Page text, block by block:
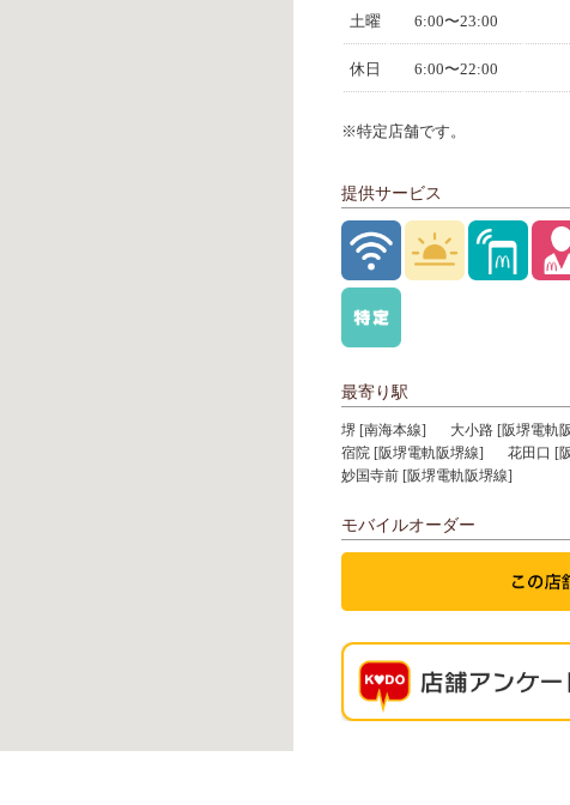
土曜 6:00〜23:00
休日 6:00〜22:00
※特定店舗です。
提供サービス
最寄り駅
堺 [南海本線]
大小路 [阪堺電軌
宿院 [阪堺電軌阪堺線]
花田口 [
妙国寺前 [阪堺電軌阪堺線]
モバイルオーダー